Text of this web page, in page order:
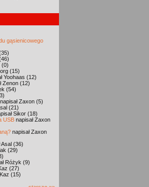
gąsienicowego
(0)
(15)
Yoohaas (12)
Zenon (12)
(54)
napisał Zaxon (5)
(21)
Sikor (18)
USB napisał Zaxon
napisał Zaxon
Asal (36)
(29)
Różyk (9)
(27)
(15)